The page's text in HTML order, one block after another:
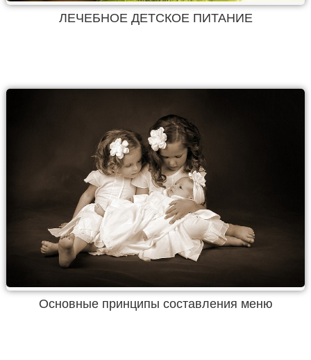
ЛЕЧЕБНОЕ ДЕТСКОЕ ПИТАНИЕ
Основные принципы составления меню